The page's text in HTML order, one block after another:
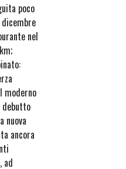
poco
dicembre
nel
moderno
debutto
nuova
ancora
ad